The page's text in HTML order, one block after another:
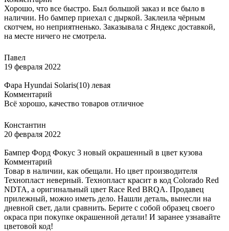
Хорошо, что все быстро. Был большой заказ и все было в
наличии. Но бампер приехал с дыркой. Заклеила чёрным
скотчем, но неприятненько. Заказывала с Яндекс доставкой,
на месте ничего не смотрела.
Павел
19 февраля 2022
Фара Hyundai Solaris(10) левая
Комментарий
Всё хорошо, качество товаров отличное
Константин
20 февраля 2022
Бампер Форд Фокус 3 новый окрашенный в цвет кузова
Комментарий
Товар в наличии, как обещали. Но цвет производителя
Технопласт неверный. Технопласт красит в код Colorado Red
NDTA, а оригинальный цвет Race Red BRQA. Продавец
прилежный, можно иметь дело. Нашли деталь, вынесли на
дневной свет, дали сравнить. Берите с собой образец своего
окраса при покупке окрашенной детали! И заранее узнавайте
цветовой код!